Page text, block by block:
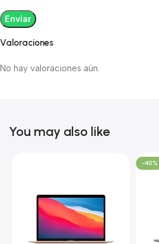
Valoraciones
No hay valoraciones aún.
You may also like
-40%